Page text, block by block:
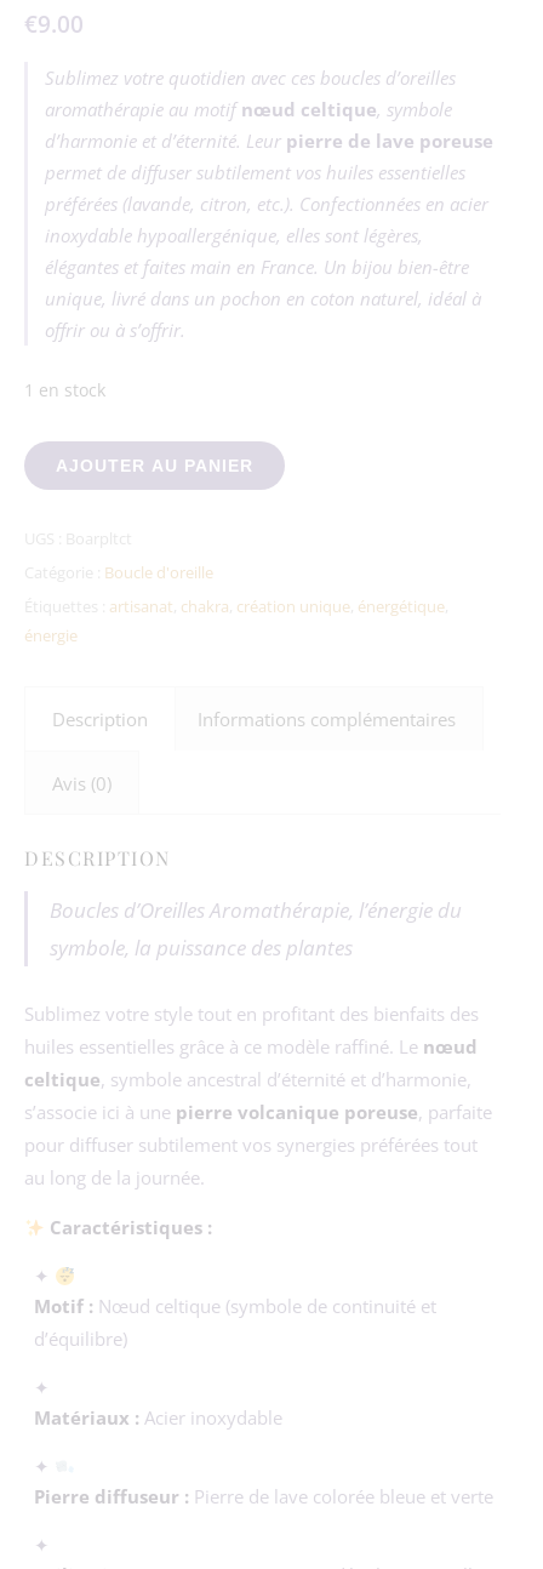
€9.00
Sublimez votre quotidien avec ces boucles d’oreilles
aromathérapie au motif nœud celtique, symbole
d’harmonie et d’éternité. Leur pierre de lave poreuse
permet de diffuser subtilement vos huiles essentielles
préférées (lavande, citron, etc.). Confectionnées en acier
inoxydable hypoallergénique, elles sont légères,
élégantes et faites main en France. Un bijou bien-être
unique, livré dans un pochon en coton naturel, idéal à
offrir ou à s’offrir.
1 en stock
quantité de Boucles d’Oreilles Aromathérapie – Modèle
AJOUTER AU PANIER
UGS :
Boarpltct
Catégorie : Boucle d'oreille
artisanat chakra création unique énergétique
énergie
Description Informations complémentaires
Avis (0)
DESCRIPTION
Boucles d’Oreilles Aromathérapie, l’énergie du
symbole, la puissance des plantes
Sublimez votre style tout en profitant des bienfaits des
huiles essentielles grâce à ce modèle raffiné. Le nœud
celtique, symbole ancestral d’éternité et d’harmonie,
s’associe ici à une pierre volcanique poreuse, parfaite
pour diffuser subtilement vos synergies préférées tout
au long de la journée.
Caractéristiques :
✦
Motif : Nœud celtique (symbole de continuité et
d’équilibre)
✦
Matériaux : Acier inoxydable
✦
Pierre diffuseur : Pierre de lave colorée bleue et verte
✦